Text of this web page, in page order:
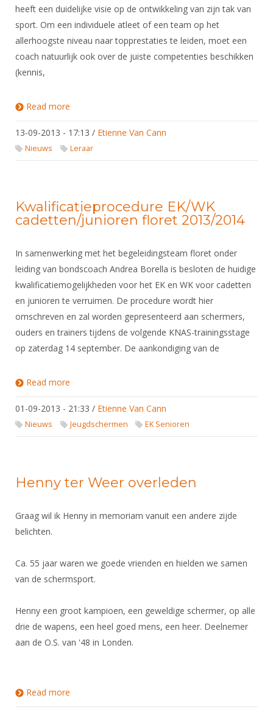
heeft een duidelijke visie op de ontwikkeling van zijn tak van
sport. Om een individuele atleet of een team op het
allerhoogste niveau naar topprestaties te leiden, moet een
coach natuurlijk ook over de juiste competenties beschikken
(kennis,
Read more
13-09-2013 - 17:13 / Etienne Van Cann
Nieuws Leraar
Kwalificatieprocedure EK/WK
cadetten/junioren floret 2013/2014
In samenwerking met het begeleidingsteam floret onder
leiding van bondscoach Andrea Borella is besloten de huidige
kwalificatiemogelijkheden voor het EK en WK voor cadetten
en junioren te verruimen. De procedure wordt hier
omschreven en zal worden gepresenteerd aan schermers,
ouders en trainers tijdens de volgende KNAS-trainingsstage
op zaterdag 14 september. De aankondiging van de
Read more
01-09-2013 - 21:33 / Etienne Van Cann
Nieuws Jeugdschermen EK Senioren
Henny ter Weer overleden
Graag wil ik Henny in memoriam vanuit een andere zijde
belichten.
Ca. 55 jaar waren we goede vrienden en hielden we samen
van de schermsport.
Henny een groot kampioen, een geweldige schermer, op alle
drie de wapens, een heel goed mens, een heer. Deelnemer
aan de O.S. van '48 in Londen.
Read more